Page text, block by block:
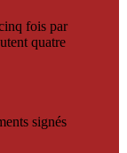
fois par
quatre
signés